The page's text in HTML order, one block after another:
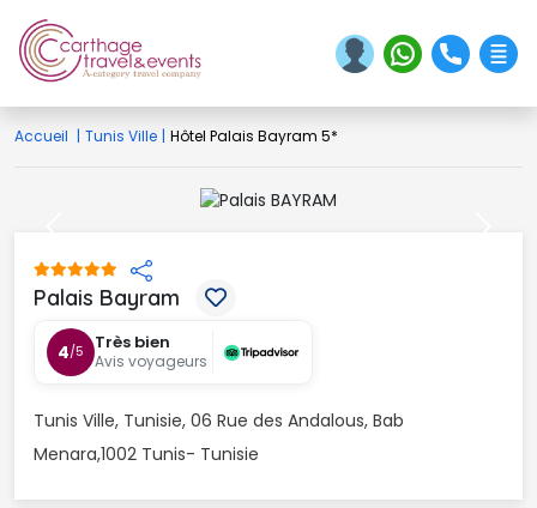
Accueil | Tunis Ville | Hôtel Palais Bayram 5*
Palais Bayram
4/5 Très bien
Avis voyageurs
Tunis Ville, Tunisie, 06 Rue des Andalous, Bab
Menara,1002 Tunis- Tunisie